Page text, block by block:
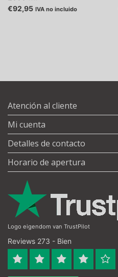
€92,95 IVA no incluido
Atención al cliente
Mi cuenta
Detalles de contacto
Horario de apertura
Logo eigendom van TrustPilot
Reviews 273 - Bien